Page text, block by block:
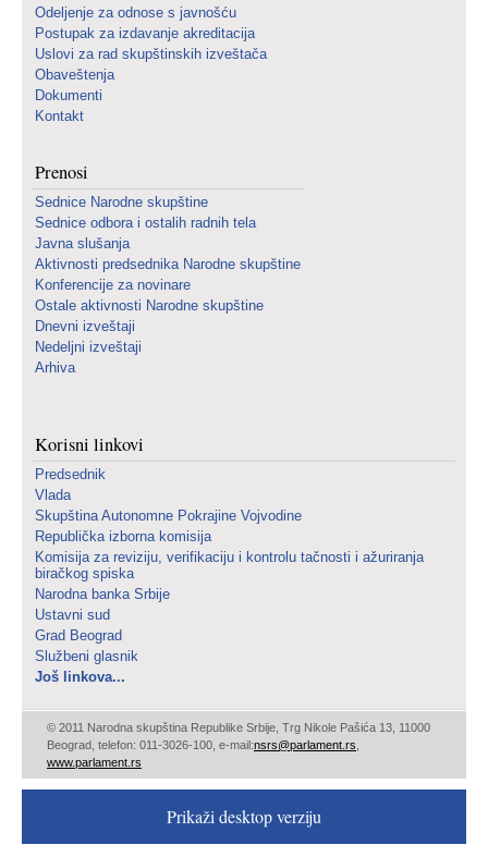
Odeljenje za odnose s javnošću
Postupak za izdavanje akreditacija
Uslovi za rad skupštinskih izveštača
Obaveštenja
Dokumenti
Kontakt
Prenosi
Sednice Narodne skupštine
Sednice odbora i ostalih radnih tela
Javna slušanja
Aktivnosti predsednika Narodne skupštine
Konferencije za novinare
Ostale aktivnosti Narodne skupštine
Dnevni izveštaji
Nedeljni izveštaji
Arhiva
Korisni linkovi
Predsednik
Vlada
Skupština Autonomne Pokrajine Vojvodine
Republička izborna komisija
Komisija za reviziju, verifikaciju i kontrolu tačnosti i ažuriranja
biračkog spiska
Narodna banka Srbije
Ustavni sud
Grad Beograd
Službeni glasnik
Još linkova...
© 2011 Narodna skupština Republike Srbije, Trg Nikole Pašića 13, 11000
Beograd, telefon: 011-3026-100, e-mail:nsrs@parlament.rs
www.parlament.rs
Prikaži desktop verziju